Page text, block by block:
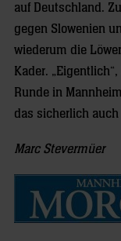
auf Deutschland.
gegen Slowenien
wiederum die
Kader.
Runde in
das sicherlich
Marc Stevermüer